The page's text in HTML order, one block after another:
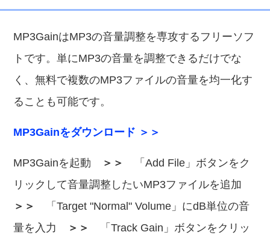
MP3GainはMP3の音量調整を専攻するフリーソフ
トです。単にMP3の音量を調整できるだけでな
く、無料で複数のMP3ファイルの音量を均一化す
ることも可能です。
MP3Gainをダウンロード ＞＞
MP3Gainを起動 ＞＞
「Add File」ボタンをク
リックして音量調整したいMP3ファイルを追加
＞＞
「Target "Normal" Volume」にdB単位の音
量を入力
＞＞
「Track Gain」ボタンをクリッ